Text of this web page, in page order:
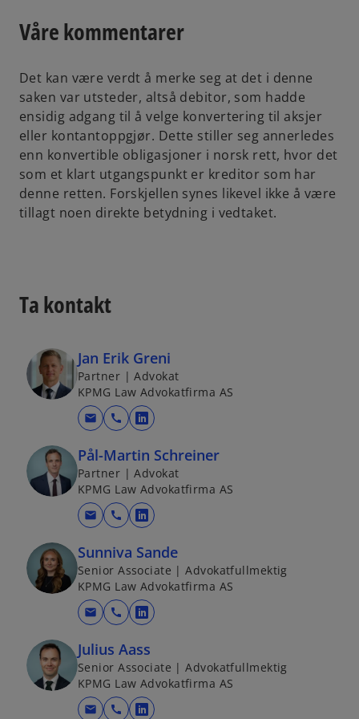
Våre kommentarer
Det kan være verdt å merke seg at det i denne
saken var utsteder, altså debitor, som hadde
ensidig adgang til å velge konvertering til aksjer
eller kontantoppgjør. Dette stiller seg annerledes
enn konvertible obligasjoner i norsk rett, hvor det
som et klart utgangspunkt er kreditor som har
denne retten. Forskjellen synes likevel ikke å være
tillagt noen direkte betydning i vedtaket.
Ta kontakt
Jan Erik Greni
Partner | Advokat
KPMG Law Advokatfirma AS
mail call
o
e
n
s
i
a
n
e
w
a
b
Pål-Martin Schreiner
Partner | Advokat
KPMG Law Advokatfirma AS
mail call
o
p
e
n
s
i
a
n
e
Sunniva Sande
Senior Associate | Advokatfullmektig
KPMG Law Advokatfirma AS
mail call
o
e
n
s
Julius Aass
Senior Associate | Advokatfullmektig
KPMG Law Advokatfirma AS
mail call